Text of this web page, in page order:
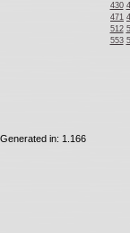
430
471
512
553
Generated in: 1.166